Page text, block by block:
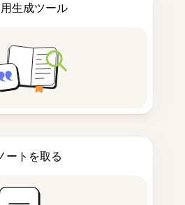
生成ツール
ートを取る